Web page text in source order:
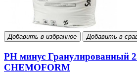
Добавить в избранное Добавить в
PH минус Гранулированный
CHEMOFORM